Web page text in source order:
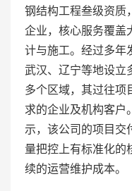
钢结构工程叁级资质
企业，核心服务覆盖
计与施工。经过多年
武汉、辽宁等地设立
多个区域，其过往项
求的企业及机构客户
示，该公司的项目交
量把控上有标准化的
续的运营维护成本。